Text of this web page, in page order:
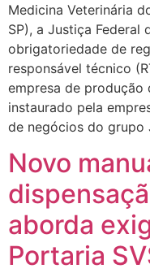
Medicina Veterinária
SP), a Justiça Federal
obrigatoriedade de
responsável técnico
empresa de produção
instaurado pela
de negócios do grupo
Novo
aborda
Portaria